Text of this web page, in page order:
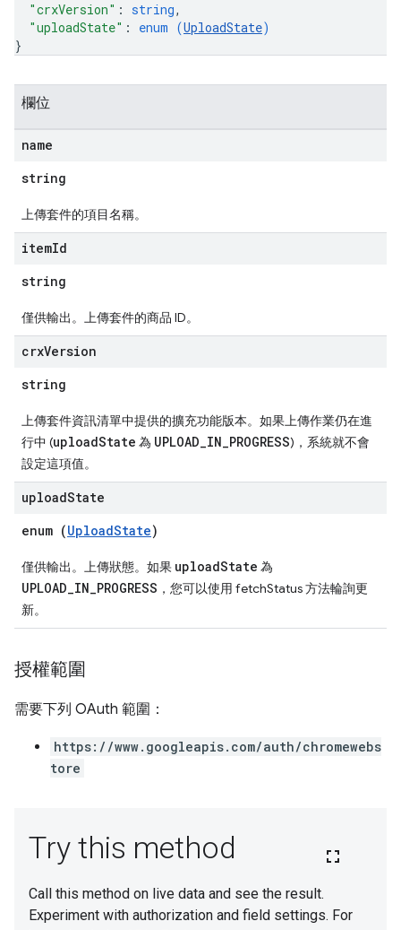
"crxVersion" : string,
"uploadState" : enum (UploadState)
}
欄位
name
string
上傳套件的項目名稱。
itemId
string
僅供輸出。上傳套件的商品 ID。
crxVersion
string
上傳套件資訊清單中提供的擴充功能版本。如果上傳作業仍在進
行中 (uploadState 為 UPLOAD_IN_PROGRESS)，系統就不會
設定這項值。
uploadState
enum (UploadState)
僅供輸出。上傳狀態。如果 uploadState 為
UPLOAD_IN_PROGRESS ，您可以使用 fetchStatus 方法輪詢更
新。
授權範圍
需要下列 OAuth 範圍：
https://www.googleapis.com/auth/chromewebs
tore